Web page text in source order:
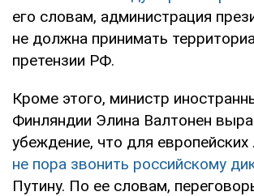
его словам, администрация
не должна принимать
претензии РФ.
Кроме этого, министр
Финляндии Элина Валтонен
убеждение, что для
не пора звонить российскому
Путину. По ее словам,